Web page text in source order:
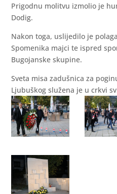
Prigodnu molitvu izmolio je
Dodig.
Nakon toga, uslijedilo je
Spomenika majci te ispred
Bugojanske skupine.
Sveta misa zadušnica za
Ljubuškog služena je u crkvi